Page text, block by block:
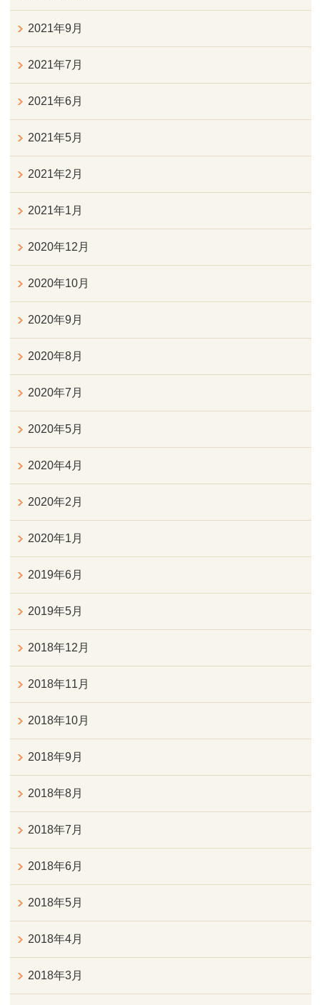
2021年9月
2021年7月
2021年6月
2021年5月
2021年2月
2021年1月
2020年12月
2020年10月
2020年9月
2020年8月
2020年7月
2020年5月
2020年4月
2020年2月
2020年1月
2019年6月
2019年5月
2018年12月
2018年11月
2018年10月
2018年9月
2018年8月
2018年7月
2018年6月
2018年5月
2018年4月
2018年3月